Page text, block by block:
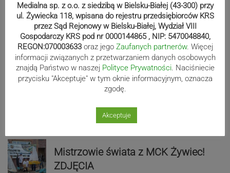
Beniaminek ze spadkowiczem na
remis. Podbeskidzie – Lechia 2:2 |
ZDJĘCIA
Biało-zieloni nadal niepokonani.
Mistrzowie świata z MCK Żywiec!
ZDJĘCIA
Medialna sp. z o.o. z siedzibą w Bielsku-Białej (43-300) przy
ul. Żywiecka 118, wpisana do rejestru przedsiębiorców KRS
przez Sąd Rejonowy w Bielsku-Białej, Wydział VIII
Gospodarczy KRS pod nr 0000144865 , NIP: 5470048840,
REGON:070003633 oraz jego Zaufanych partnerów. Więcej
informacji związanych z przetwarzaniem danych osobowych
znajdą Państwo w naszej Polityce Prywatności. Naciśniecie
przycisku "Akceptuje" w tym oknie informacyjnym, oznacza
zgodę.
Akceptuje